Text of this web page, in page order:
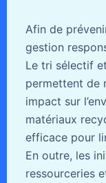
Afin de
gestion
Le tri sélectif
permettent de
impact sur
matériaux
efficace pour
En outre, les
ressourceries